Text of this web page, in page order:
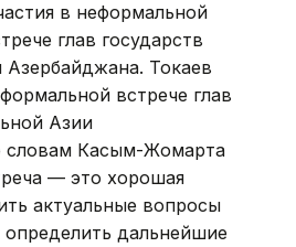
в неформальной
глав государств
Токаев
встрече глав
Азии
словам Касым-Жомарта
— это хорошая
актуальные вопросы
дальнейшие